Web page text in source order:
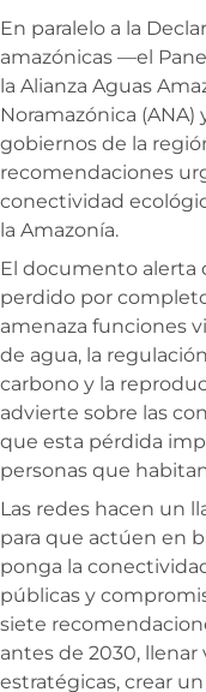
En paralelo a la
amazónicas —el
la Alianza Aguas
Noramazónica
gobiernos de la
recomendaciones
conectividad
la Amazonía.
El documento alerta
perdido por
amenaza funciones
de agua, la
carbono y la
advierte sobre las
que esta pérdida
personas que
Las redes hacen un
para que actúen en
ponga la
públicas y
siete
antes de 2030,
estratégicas, crear